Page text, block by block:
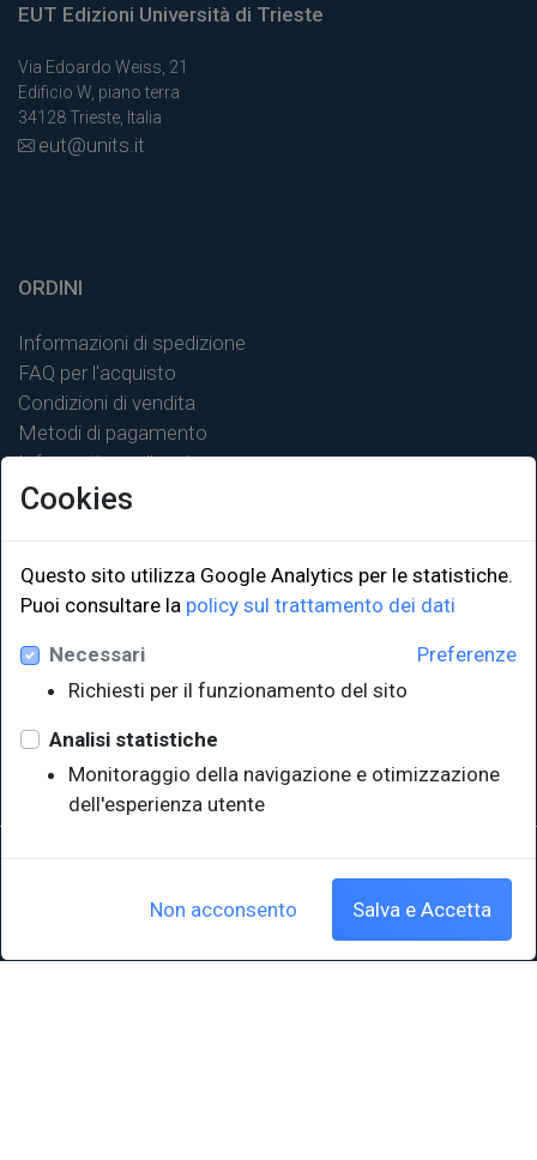
EUT Edizioni Università di Trieste
Via Edoardo Weiss, 21
Edificio W, piano terra
34128 Trieste, Italia
eut@units.it
ORDINI
Informazioni di spedizione
FAQ per l'acquisto
Condizioni di vendita
Metodi di pagamento
Informativa sulla privacy
LINK ISTITUZIONALI
Università degli Studi di Trieste
Sistema Bibliotecario di Ateneo
EUT in cifre
P.IVA 00211830328 - C.F. 80013890324 - P.E.C.: ateneo@pec.units.it
Cookies
Questo sito utilizza Google Analytics per le statistiche.
Puoi consultare la policy sul trattamento dei dati
Preferenze
Necessari
Richiesti per il funzionamento del sito
Analisi statistiche
Monitoraggio della navigazione e otimizzazione
dell'esperienza utente
Non acconsento Salva e Accetta